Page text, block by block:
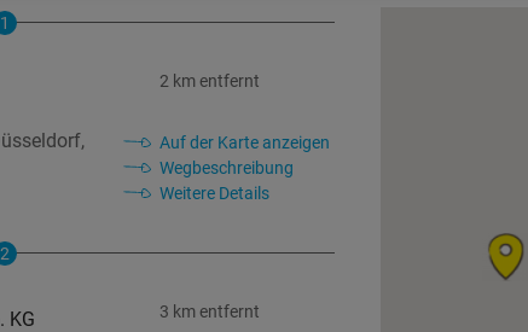
1
2 km entfernt
Auf der Karte anzeigen
Wegbeschreibung
Weitere Details
2
KG
3 km entfernt